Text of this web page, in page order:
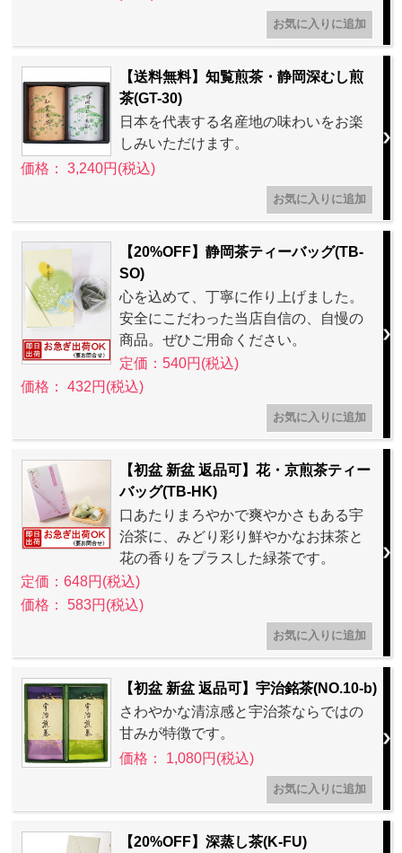
【送料無料】知覧煎茶・静岡深むし煎
茶(GT-30)
日本を代表する名産地の味わいをお楽
しみいただけます。
価格： 3,240円(税込)
【20%OFF】静岡茶ティーバッグ(TB-
SO)
心を込めて、丁寧に作り上げました。
安全にこだわった当店自信の、自慢の
商品。ぜひご用命ください。
定価：540円(税込)
価格： 432円(税込)
【初盆 新盆 返品可】花・京煎茶ティー
バッグ(TB-HK)
口あたりまろやかで爽やかさもある宇
治茶に、みどり彩り鮮やかなお抹茶と
花の香りをプラスした緑茶です。
定価：648円(税込)
価格： 583円(税込)
【初盆 新盆 返品可】宇治銘茶(NO.10-b)
さわやかな清涼感と宇治茶ならではの
甘みが特徴です。
価格： 1,080円(税込)
【20%OFF】深蒸し茶(K-FU)